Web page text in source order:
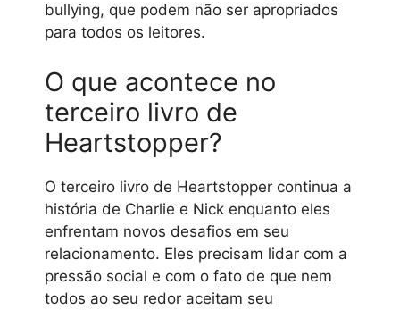
bullying, que podem não ser apropriados
para todos os leitores.
O que acontece no
terceiro livro de
Heartstopper?
O terceiro livro de Heartstopper continua a
história de Charlie e Nick enquanto eles
enfrentam novos desafios em seu
relacionamento. Eles precisam lidar com a
pressão social e com o fato de que nem
todos ao seu redor aceitam seu